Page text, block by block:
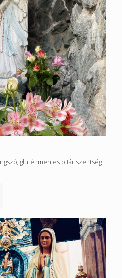
gluténmentes oltáriszentség